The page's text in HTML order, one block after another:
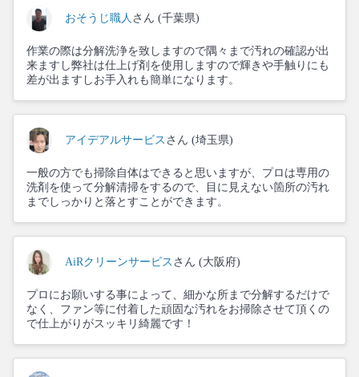
おそうじ職人 さん (千葉県)
作業の際は分解洗浄を致しますので隅々まで汚れの確認が出
来ますし弊社は仕上げ剤を使用しますので輝きや手触りにも
差が出ますしお手入れも簡単になります。
アイデアルサービス さん (埼玉県)
一般の方でも掃除自体はできると思いますが、プロは専用の
洗剤を使って分解清掃をするので、目に見えない箇所の汚れ
までしっかりと落とすことができます。
AiRクリーンサービス さん (大阪府)
プロにお願いする事によって、細かな所まで分解するだけで
なく、ファン等に付着した頑固な汚れをお掃除させて頂くの
で仕上がりがスッキリ綺麗です！